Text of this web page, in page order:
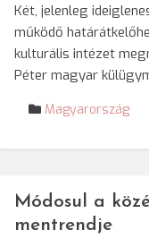
Két, jelenleg
működő
kulturális intézet
Péter magyar
Magyarország
Módosul a
mentrendje